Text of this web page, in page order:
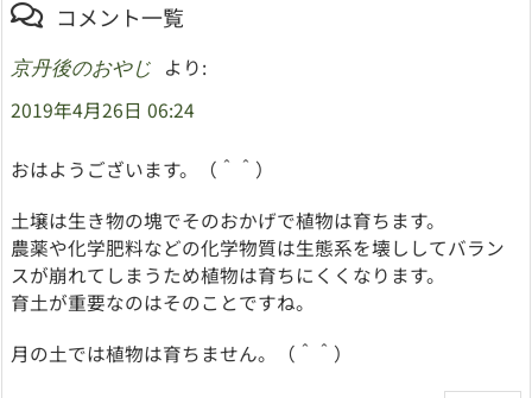
コメント一覧
京丹後のおやじ
より:
2019年4月26日 06:24
おはようございます。（＾＾）
土壌は生き物の塊でそのおかげで植物は育ちます。
農薬や化学肥料などの化学物質は生態系を壊ししてバラン
スが崩れてしまうため植物は育ちにくくなります。
育土が重要なのはそのことですね。
月の土では植物は育ちません。（＾＾）